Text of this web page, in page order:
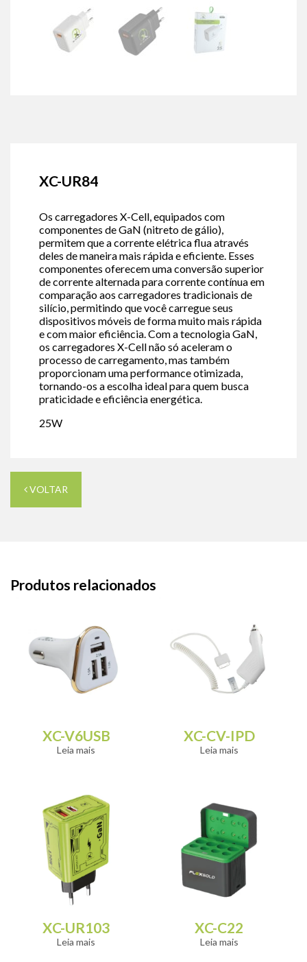
XC-UR84
Os carregadores X-Cell, equipados com
componentes de GaN (nitreto de gálio),
permitem que a corrente elétrica flua através
deles de maneira mais rápida e eficiente. Esses
componentes oferecem uma conversão superior
de corrente alternada para corrente contínua em
comparação aos carregadores tradicionais de
silício, permitindo que você carregue seus
dispositivos móveis de forma muito mais rápida
e com maior eficiência. Com a tecnologia GaN,
os carregadores X-Cell não só aceleram o
processo de carregamento, mas também
proporcionam uma performance otimizada,
tornando-os a escolha ideal para quem busca
praticidade e eficiência energética.
25W
VOLTAR
Produtos relacionados
XC-V6USB
Leia mais
XC-CV-IPD
Leia mais
XC-UR103
Leia mais
XC-C22
Leia mais